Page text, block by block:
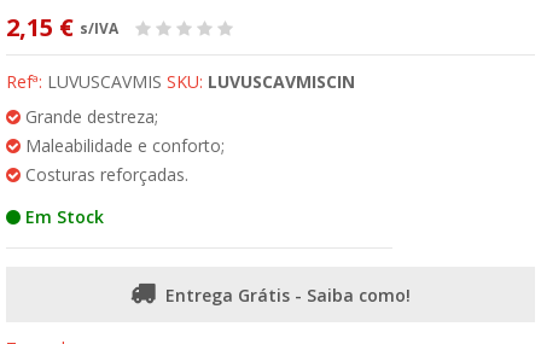
2,15 € s/IVA
Refª: LUVUSCAVMIS SKU: LUVUSCAVMISCIN
Grande destreza;
Maleabilidade e conforto;
Costuras reforçadas.
Em Stock
Entrega Grátis - Saiba como!